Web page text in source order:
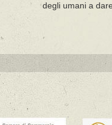
degli umani a